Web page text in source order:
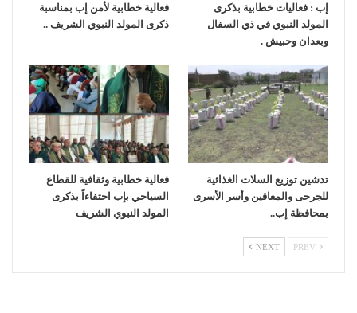
إب : فعاليات خطابية بذكرى
المولد النبوي في ذي السفال
وبعدان وحبيش .
فعالية خطابية لأمن إب بمناسبة
ذكرى المولد النبوي الشريف ..
تدشين توزيع السلات الغذائية
للجرحى والمعاقين وأسر الأسرى
بمحافظة إب..
فعالية خطابية وثقافية للقطاع
السياحي بإب احتفاءاً بذكرى
المولد النبوي الشريف
NEXT